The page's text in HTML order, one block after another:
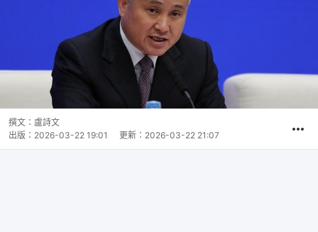
撰文： 盧詩文
出版： 2026-03-22 19:01 更新： 2026-03-22 21:07